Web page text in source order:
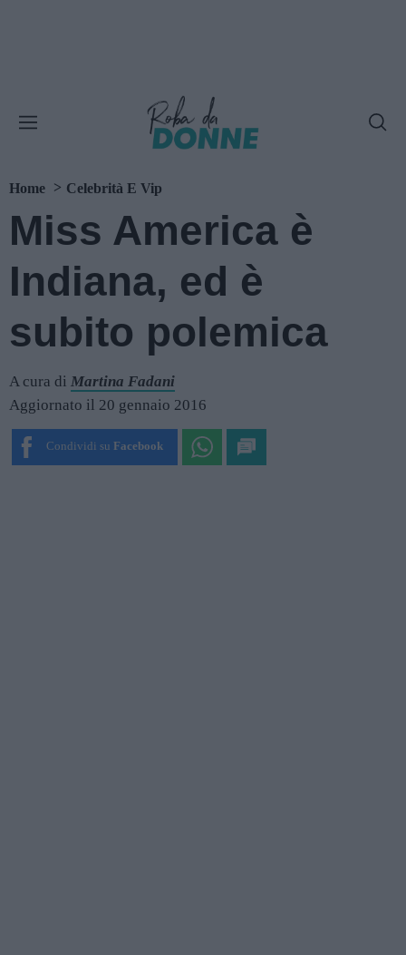
Home Celebrità E Vip
Miss America è
Indiana, ed è
subito polemica
A cura di Martina Fadani
Aggiornato il 20 gennaio 2016
Condividi su Facebook